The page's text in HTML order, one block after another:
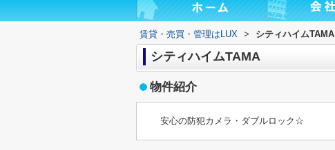
賃貸・売買・管理はLUX > シティハイムTAMA
シティハイムTAMA
物件紹介
安心の防犯カメラ・ダブルロック☆